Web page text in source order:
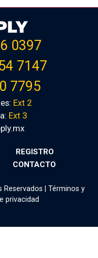
0397
7147
7795
Ext 2
Ext 3
REGISTRO
CONTACTO
Reservados | Términos y
privacidad